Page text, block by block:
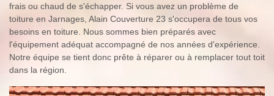
frais ou chaud de s'échapper. Si vous avez un problème de
toiture en Jarnages, Alain Couverture 23 s'occupera de tous vos
besoins en toiture. Nous sommes bien préparés avec
l'équipement adéquat accompagné de nos années d'expérience.
Notre équipe se tient donc prête à réparer ou à remplacer tout toit
dans la région.